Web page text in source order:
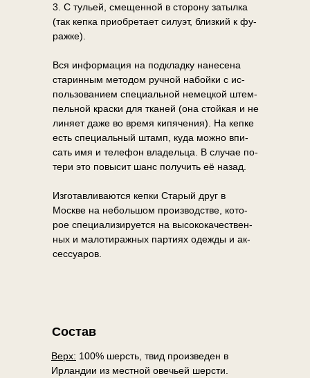
3. С ту­льей, сме­щен­ной в сто­ро­ну за­тыл­ка
(так кеп­ка при­об­ре­та­ет си­лу­эт, близ­кий к фу­
раж­ке).
Вся ин­фор­ма­ция на под­клад­ку на­не­се­на
ста­рин­ным ме­то­дом руч­ной на­бой­ки с ис­
поль­зо­ва­ни­ем спе­ци­аль­ной немец­кой штем­
пель­ной крас­ки для тка­ней (она стой­кая и не
ли­ня­ет даже во вре­мя ки­пя­че­ния). На кеп­ке
есть спе­ци­аль­ный штамп, куда мож­но впи­
сать имя и те­ле­фон вла­дель­ца. В слу­чае по­
те­ри это по­вы­сит шанс по­лу­чить её на­зад.
Из­го­тав­ли­ва­ют­ся кеп­ки Старый друг в
Москве на неболь­шом про­из­вод­стве, ко­то­
рое спе­ци­а­ли­зи­ру­ет­ся на вы­со­ко­ка­че­ствен­
ных и ма­ло­ти­раж­ных пар­ти­ях одеж­ды и ак­
сес­су­а­ров.
Состав
Верх: 100% шерсть, твид произведен в
Ирландии из местной овечьей шерсти.